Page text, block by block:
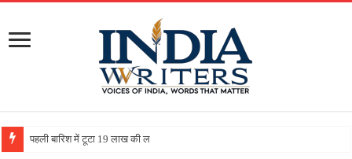
पहली बारिश में टूटा 19 लाख की लागत से बना रिटर्निंग वॉल, ग्रामी